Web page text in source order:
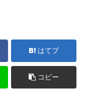
はてブ
コピー